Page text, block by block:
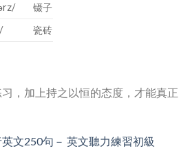
镊子
瓷砖
，加上持之以恒的态度，才能真正
文250句－ 英文聽力練習初級